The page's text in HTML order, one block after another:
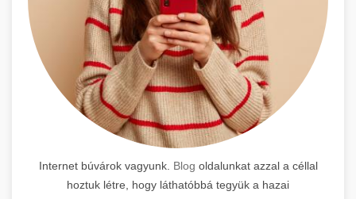
Internet búvárok vagyunk. Blog oldalunkat azzal a céllal
hoztuk létre, hogy láthatóbbá tegyük a hazai